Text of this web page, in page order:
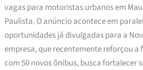
vagas para motoristas urbanos em
Paulista. O anúncio acontece em
oportunidades já divulgadas para a
empresa, que recentemente reforçou
com 50 novos ônibus, busca fortalecer